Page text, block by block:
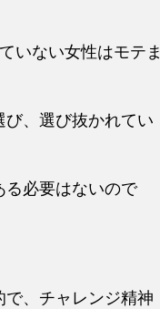
いない女性はモテま
、選び抜かれてい
る必要はないので
、チャレンジ精神